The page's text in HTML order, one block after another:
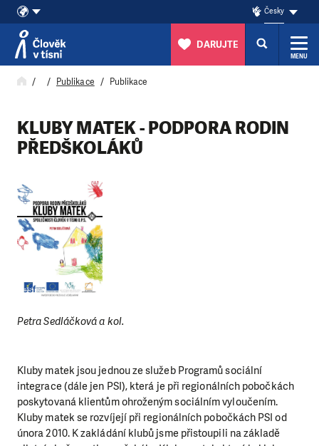
Přeskočit na obsah
Česky
DARUJTE
MENU
Publikace Publikace
KLUBY MATEK - PODPORA RODIN
PŘEDŠKOLÁKŮ
Petra Sedláčková a kol.
Kluby matek jsou jednou ze služeb Programů sociální
integrace (dále jen PSI), která je při regionálních pobočkách
poskytovaná klientům ohroženým sociálním vyloučením.
Kluby matek se rozvíjejí při regionálních pobočkách PSI od
února 2010. K zakládání klubů jsme přistoupili na základě